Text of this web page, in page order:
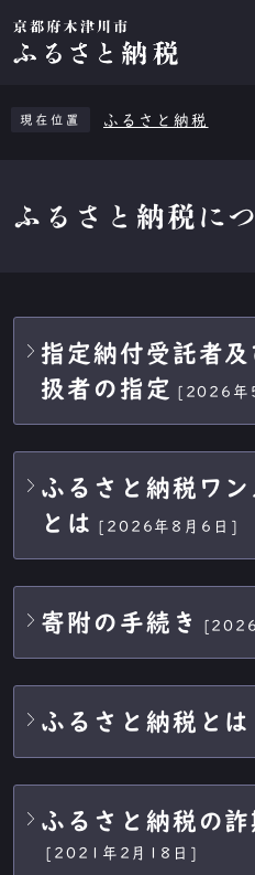
現在位置 ふるさと納税
ふるさと納税に
メインメニュー
指定納付受託者
扱者の指定
[2026年
ふるさと納税ワ
とは
[2026年8月6日]
寄附の手続き
ふるさと納税とは
ふるさと納税の詐
[2021年2月18日]